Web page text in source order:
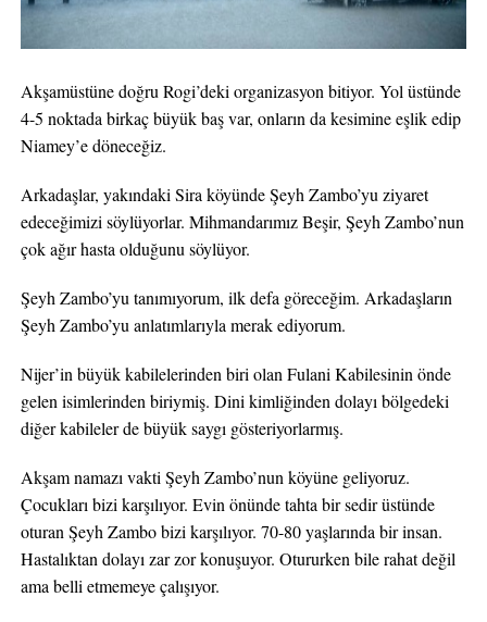
Akşamüstüne doğru Rogi’deki organizasyon bitiyor. Yol üstünde
4-5 noktada birkaç büyük baş var, onların da kesimine eşlik edip
Niamey’e döneceğiz.
Arkadaşlar, yakındaki Sira köyünde Şeyh Zambo’yu ziyaret
edeceğimizi söylüyorlar. Mihmandarımız Beşir, Şeyh Zambo’nun
çok ağır hasta olduğunu söylüyor.
Şeyh Zambo’yu tanımıyorum, ilk defa göreceğim. Arkadaşların
Şeyh Zambo’yu anlatımlarıyla merak ediyorum.
Nijer’in büyük kabilelerinden biri olan Fulani Kabilesinin önde
gelen isimlerinden biriymiş. Dini kimliğinden dolayı bölgedeki
diğer kabileler de büyük saygı gösteriyorlarmış.
Akşam namazı vakti Şeyh Zambo’nun köyüne geliyoruz.
Çocukları bizi karşılıyor. Evin önünde tahta bir sedir üstünde
oturan Şeyh Zambo bizi karşılıyor. 70-80 yaşlarında bir insan.
Hastalıktan dolayı zar zor konuşuyor. Otururken bile rahat değil
ama belli etmemeye çalışıyor.